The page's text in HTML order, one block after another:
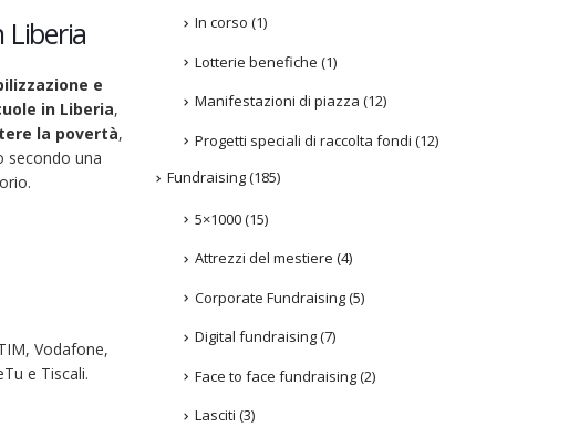
Liberia
e
in Liberia,
la povertà,
secondo una
Vodafone,
e Tiscali.
In corso (1)
Lotterie benefiche (1)
Manifestazioni di piazza (12)
Progetti speciali di raccolta fondi (12)
Fundraising(185)
5×1000(15)
Attrezzi del mestiere (4)
Corporate Fundraising(5)
Digital fundraising(7)
Face to face fundraising(2)
Lasciti (3)